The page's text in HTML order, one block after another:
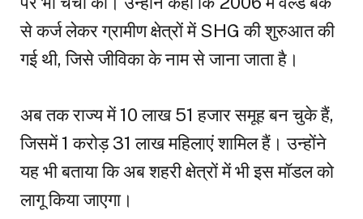
से कर्ज लेकर ग्रामीण क्षेत्रों में SHG की शुरुआत की
गई थी, जिसे जीविका के नाम से जाना जाता है।
अब तक राज्य में 10 लाख 51 हजार समूह बन चुके हैं,
जिसमें 1 करोड़ 31 लाख महिलाएं शामिल हैं। उन्होंने
यह भी बताया कि अब शहरी क्षेत्रों में भी इस मॉडल को
लागू किया जाएगा।